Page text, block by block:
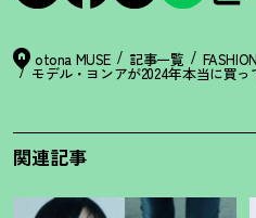
otona MUSE 記事一覧 FASHION
モデル・ヨンアが2024年本当に買
関連記事